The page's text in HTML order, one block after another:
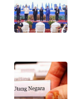
DAIRI
TOBA
WN